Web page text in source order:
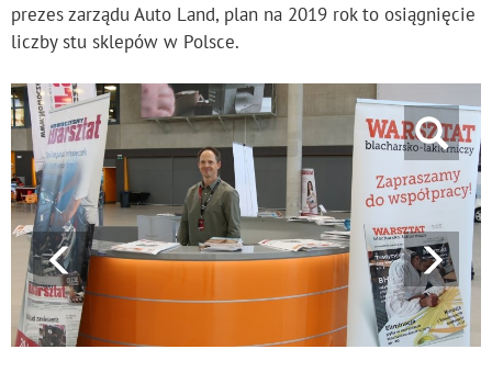
prezes zarządu Auto Land, plan na 2019 rok to osiągnięcie
liczby stu sklepów w Polsce.